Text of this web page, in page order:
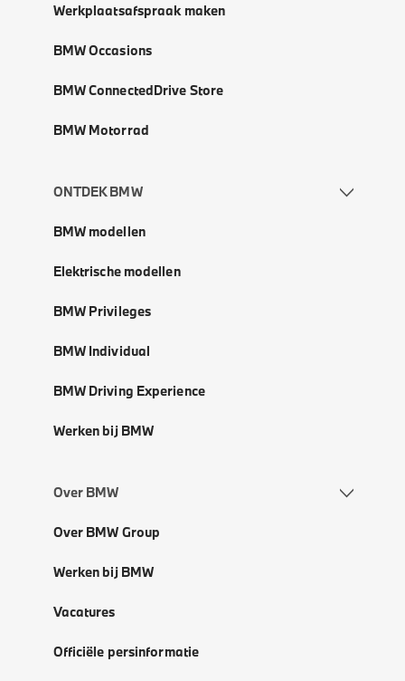
Werkplaatsafspraak maken
BMW Occasions
BMW ConnectedDrive Store
BMW Motorrad
ONTDEK BMW
BMW modellen
Elektrische modellen
BMW Privileges
BMW Individual
BMW Driving Experience
Werken bij BMW
Over BMW
Over BMW Group
Werken bij BMW
Vacatures
Officiële persinformatie